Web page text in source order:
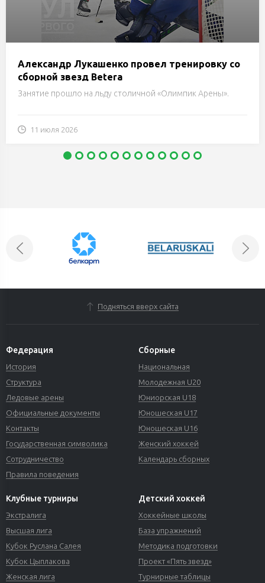
Александр Лукашенко провел тренировку со
сборной звезд Betera
Занятие прошло на льду столичной «Олимпик Арены».
11 июля 2026
Подняться вверх сайта
Федерация
История
Структура
Ледовые арены
Официальные документы
Контакты
Государственная символика
Сотрудничество
Правила поведения
Сборные
Национальная
Молодежная U20
Юниорская U18
Юношеская U17
Юношеская U16
Женский хоккей
Календарь сборных
Клубные турниры
Экстралига
Высшая лига
Кубок Руслана Салея
Кубок Цыплакова
Женская лига
Детский хоккей
Хоккейные школы
База упражнений
Методика подготовки
Проект «Пять звезд»
Турнирные таблицы